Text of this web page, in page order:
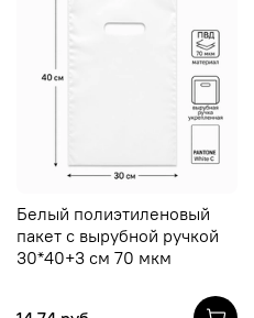
Белый полиэтиленовый
пакет с вырубной ручкой
30*40+3 см 70 мкм